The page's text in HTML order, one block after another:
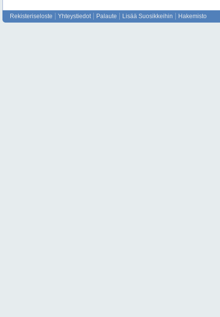
Rekisteriseloste Yhteystiedot Palaute Lisää Suosikkeihin Hakemisto